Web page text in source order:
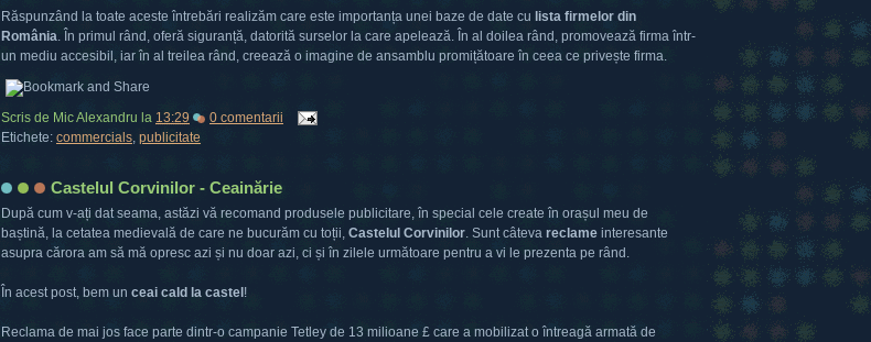
Răspunzând la toate aceste întrebări realizăm care este importanța unei baze de date cu lista firmelor din
România . În primul rând, oferă siguranță, datorită surselor la care apelează. În al doilea rând, promovează firma într-
un mediu accesibil, iar în al treilea rând, creează o imagine de ansamblu promițătoare în ceea ce privește firma.
Scris de Mic Alexandru la 13:29
0 comentarii
Etichete: commercials, publicitate
Castelul Corvinilor - Ceainărie
După cum v-ați dat seama, astăzi vă recomand produsele publicitare, în special cele create în orașul meu de
baștină, la cetatea medievală de care ne bucurăm cu toții, Castelul Corvinilor. Sunt câteva reclame interesante
asupra cărora am să mă opresc azi și nu doar azi, ci și în zilele următoare pentru a vi le prezenta pe rând.
În acest post, bem un ceai cald la castel!
Reclama de mai jos face parte dintr-o campanie Tetley de 13 milioane £ care a mobilizat o întreagă armată de